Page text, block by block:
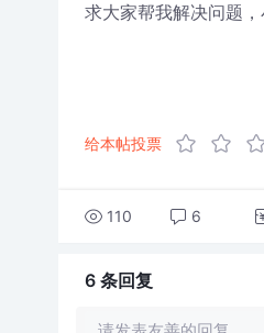
求大家帮我解决问题
给本帖投票
110 6
6 条回复